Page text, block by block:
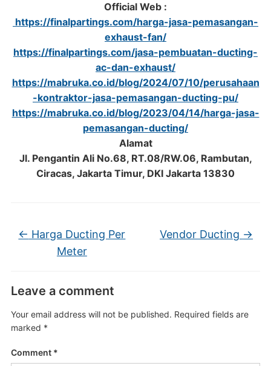
Official Web :
https://finalpartings.com/harga-jasa-pemasangan-
exhaust-fan/
https://finalpartings.com/jasa-pembuatan-ducting-
ac-dan-exhaust/
https://mabruka.co.id/blog/2024/07/10/perusahaan
-kontraktor-jasa-pemasangan-ducting-pu/
https://mabruka.co.id/blog/2023/04/14/harga-jasa-
pemasangan-ducting/
Alamat
Jl. Pengantin Ali No.68, RT.08/RW.06, Rambutan,
Ciracas, Jakarta Timur, DKI Jakarta 13830
← Harga Ducting Per
Meter
Vendor Ducting →
Leave a comment
Your email address will not be published. Required fields are
marked *
Comment *